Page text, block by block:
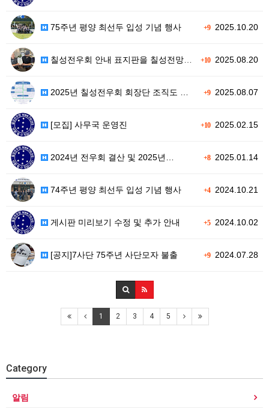
+92025.10.20
75주년 평양 최선두 입성 기념 행사
+102025.08.20
칠성전우회 안내 표지판을 칠성전망대 …
+92025.08.07
2025년 칠성전우회 회장단 조직도 …
+102025.02.15
[모집] 사무국 운영진
+82025.01.14
2024년 전우회 결산 및 2025년…
+42024.10.21
74주년 평양 최선두 입성 기념 행사
+52024.10.02
게시판 미리보기 수정 및 추가 안내
+92024.07.28
[공지]7사단 75주년 사단모자 불출
1 2 3 4 5
Category
알림